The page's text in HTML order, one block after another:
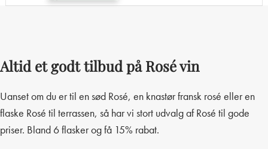
Altid et godt tilbud på Rosé vin
Uanset om du er til en sød Rosé, en knastør fransk rosé eller en
flaske Rosé til terrassen, så har vi stort udvalg af Rosé til gode
priser. Bland 6 flasker og få 15% rabat.